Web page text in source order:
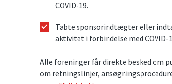
COVID-19.
Tabte sponsorindtægter eller
aktivitet i forbindelse med COVID-
Alle foreninger får direkte besked om
om retningslinjer,